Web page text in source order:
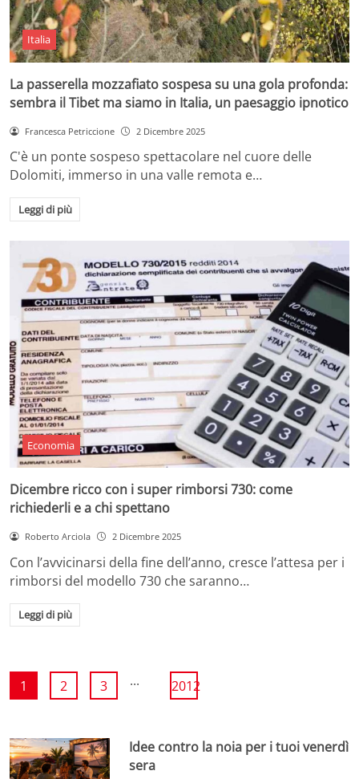
Italia
La passerella mozzafiato sospesa su una gola profonda:
sembra il Tibet ma siamo in Italia, un paesaggio ipnotico
Francesca Petriccione 2 Dicembre 2025
C'è un ponte sospeso spettacolare nel cuore delle
Dolomiti, immerso in una valle remota e…
Leggi di più
Economia
Dicembre ricco con i super rimborsi 730: come
richiederli e a chi spettano
Roberto Arciola 2 Dicembre 2025
Con l’avvicinarsi della fine dell’anno, cresce l’attesa per i
rimborsi del modello 730 che saranno…
Leggi di più
1 2 3 ... 2012
Idee contro la noia per i tuoi venerdì
sera